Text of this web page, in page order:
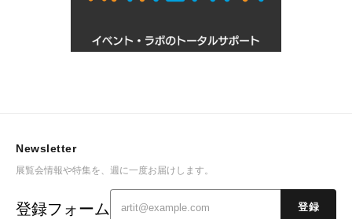
Newsletter
展覧会情報や特集を、週に一度お届けします。
登録フォーム 登録